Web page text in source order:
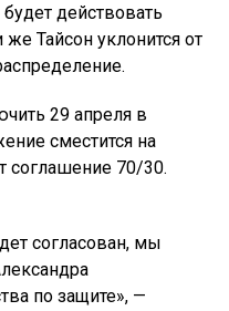
действовать
Тайсон уклонится от
29 апреля в
сместится на
соглашение 70/30.
согласован, мы
по защите», —